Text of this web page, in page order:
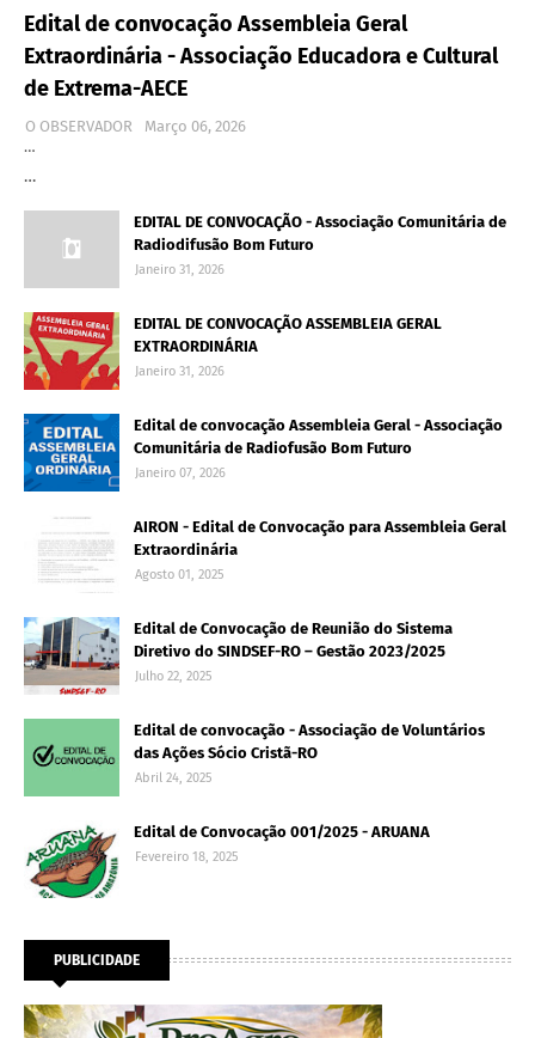
Edital de convocação Assembleia Geral
Extraordinária - Associação Educadora e Cultural
de Extrema-AECE
O OBSERVADOR
Março 06, 2026
…
…
EDITAL DE CONVOCAÇÃO - Associação Comunitária de
Radiodifusão Bom Futuro
Janeiro 31, 2026
EDITAL DE CONVOCAÇÃO ASSEMBLEIA GERAL
EXTRAORDINÁRIA
Janeiro 31, 2026
Edital de convocação Assembleia Geral - Associação
Comunitária de Radiofusão Bom Futuro
Janeiro 07, 2026
AIRON - Edital de Convocação para Assembleia Geral
Extraordinária
Agosto 01, 2025
Edital de Convocação de Reunião do Sistema
Diretivo do SINDSEF-RO – Gestão 2023/2025
Julho 22, 2025
Edital de convocação - Associação de Voluntários
das Ações Sócio Cristã-RO
Abril 24, 2025
Edital de Convocação 001/2025 - ARUANA
Fevereiro 18, 2025
PUBLICIDADE